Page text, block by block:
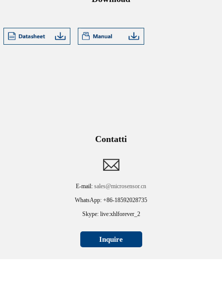
Contatti
E-mail: sales@microsensor.cn
WhatsApp: +86-18592028735
Skype: live:xhlforever_2
Inquire